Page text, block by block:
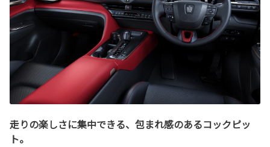
走りの楽しさに集中できる、包まれ感のあるコックピッ
ト。